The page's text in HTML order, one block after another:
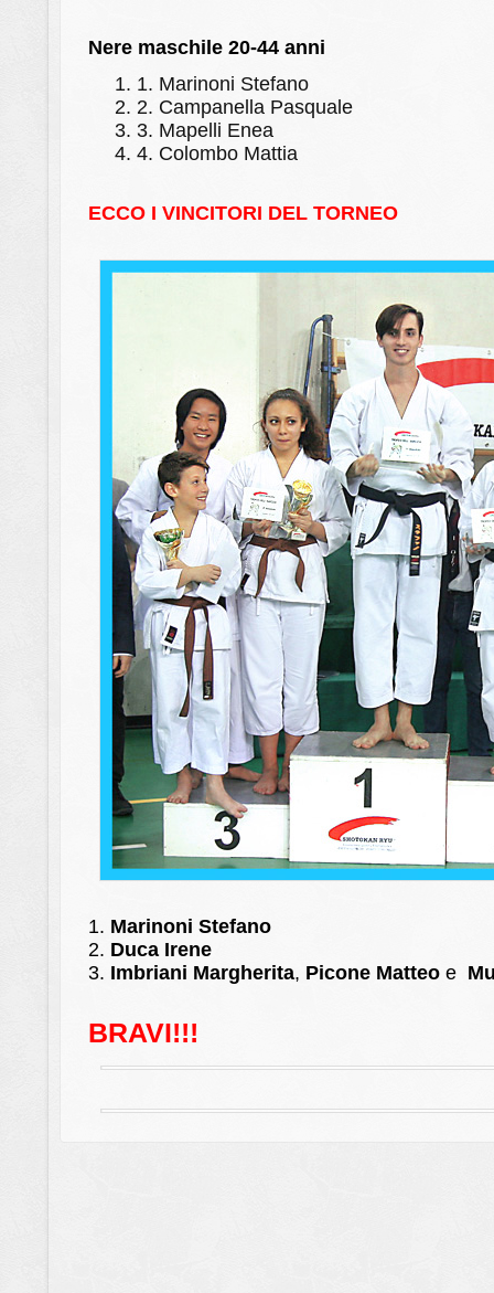
Nere maschile 20-44 anni
1. Marinoni Stefano
2. Campanella Pasquale
3. Mapelli Enea
4. Colombo Mattia
ECCO I VINCITORI DEL TORNEO
1. Marinoni Stefano
2. Duca Irene
3. Imbriani Margherita, Picone Matteo e
BRAVI!!!